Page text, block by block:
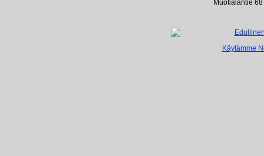
Muotialantie
Käytämme